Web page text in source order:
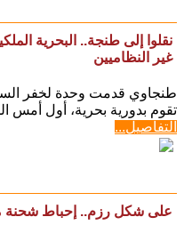
نقلوا إلى طنجة.. البحرية
غير النظاميين
طنجاوي قدمت وحدة لخفر
تقوم بدورية بحرية، أول أمس السبت
التفاصيل...
على شكل رزم.. إحباط شحنة